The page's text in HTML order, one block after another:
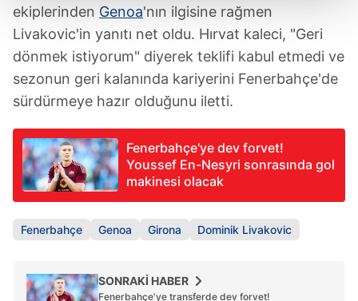
Her halükârda, kullanıcılar, bu çerezlere izin vermedikleri
takdirde, kullanıcılara hedefli reklamlar
gösterilmeyecektir."
Sizlere daha iyi bir hizmet sunabilmek için İnternet
kullanılmaktadır. Bu çerezler vasıtasıyla çeşitli kişisel
verileriniz işlenmekte olup gerekli olan çerezler bilgi
toplumu hizmetlerinin sunulması amacıyla
kullanılmaktadır. Diğer çerezler, sitemizin daha işlevsel
kılınması ve kişiselleştirilmesi ve sizlere yönelik
reklam/pazarlama faaliyetlerinin yapılması, amaçlarıyla
Çerezlere ilişkin tercihlerinizi aşağıda yer alan panel
ekiplerinden Genoa'nın ilgisine rağmen
Livakovic'in yanıtı net oldu. Hırvat kaleci, "Geri
dönmek istiyorum" diyerek teklifi kabul etmedi ve
sezonun geri kalanında kariyerini Fenerbahçe'de
sürdürmeye hazır olduğunu iletti.
Fenerbahçe'ye dev forvet!
Youssef En-Nesyri sonrasında gol
makinesi olacak
Fenerbahçe Genoa Girona Dominik Livakovic
SONRAKİ HABER
Fenerbahçe'ye transferde dev forvet!